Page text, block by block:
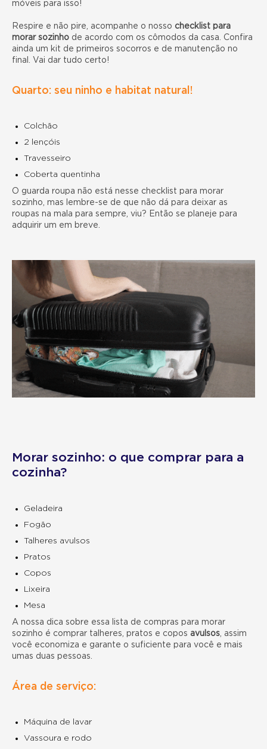
móveis para isso!
Respire e não pire, acompanhe o nosso checklist para
morar sozinho de acordo com os cômodos da casa. Confira
ainda um kit de primeiros socorros e de manutenção no
final. Vai dar tudo certo!
Quarto: seu ninho e habitat natural!
Colchão
2 lençóis
Travesseiro
Coberta quentinha
O guarda roupa não está nesse checklist para morar
sozinho, mas lembre-se de que não dá para deixar as
roupas na mala para sempre, viu? Então se planeje para
adquirir um em breve.
Morar sozinho: o que comprar para a
cozinha?
Geladeira
Fogão
Talheres avulsos
Pratos
Copos
Lixeira
Mesa
A nossa dica sobre essa lista de compras para morar
sozinho é comprar talheres, pratos e copos avulsos , assim
você economiza e garante o suficiente para você e mais
umas duas pessoas.
Área de serviço:
Máquina de lavar
Vassoura e rodo